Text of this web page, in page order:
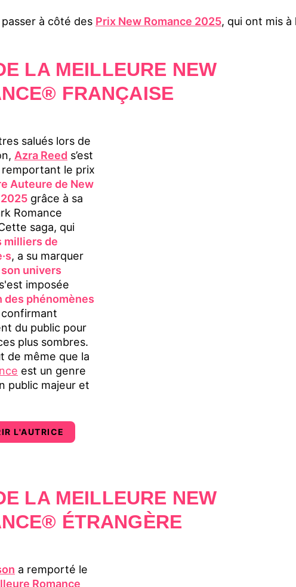
à côté des Prix New Romance 2025, qui ont mis à
LA MEILLEURE NEW
FRANÇAISE
salués lors de
Azra Reed s’est
le prix
Auteure de New
grâce à sa
Romance
saga, qui
milliers de
, a su marquer
son univers
imposée
des phénomènes
confirmant
du public pour
plus sombres.
de même que la
est un genre
public majeur et
L'AUTRICE
LA MEILLEURE NEW
ÉTRANGÈRE
a remporté le
Romance